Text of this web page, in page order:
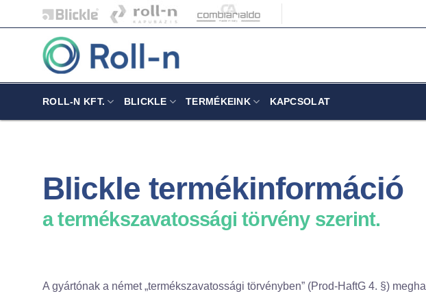
to
ROLL-N KFT. BLICKLE TERMÉKEINK KAPCSOLAT
Blickle termékinformáció
a termékszavatossági törvény szerint.
A gyártónak a német „termékszavatossági törvényben” (Prod-HaftG 4. §)